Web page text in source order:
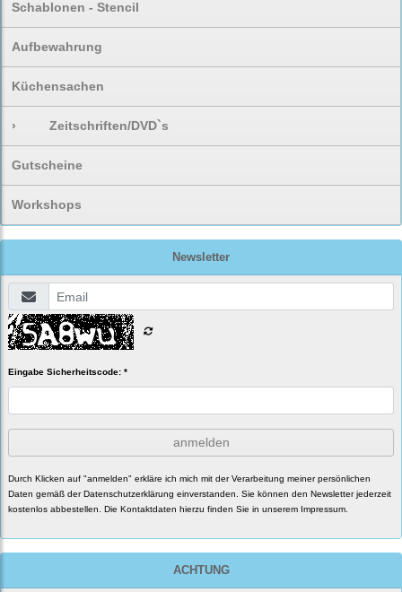
Schablonen - Stencil
Aufbewahrung
Küchensachen
› Zeitschriften/DVD`s
Gutscheine
Workshops
Newsletter
Eingabe Sicherheitscode: *
anmelden
Durch Klicken auf "anmelden" erkläre ich mich mit der Verarbeitung meiner persönlichen
Daten gemäß der Datenschutzerklärung einverstanden. Sie können den Newsletter jederzeit
kostenlos abbestellen. Die Kontaktdaten hierzu finden Sie in unserem Impressum.
ACHTUNG